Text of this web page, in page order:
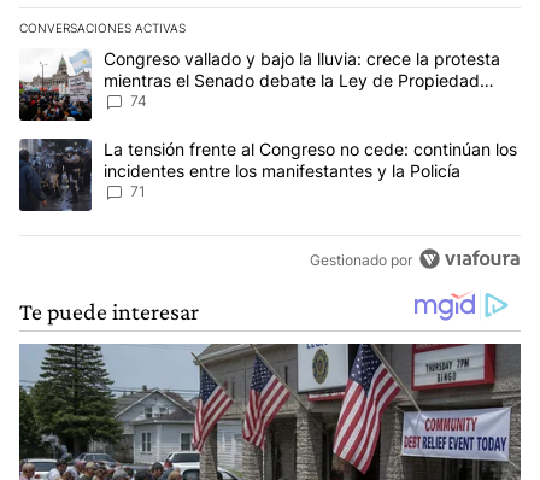
CONVERSACIONES ACTIVAS
Este listado muestra los artículos con más comentarios en los
Un artículo de tendencia con el título "Congreso vallado y bajo
Congreso vallado y bajo la lluvia: crece la protesta
mientras el Senado debate la Ley de Propiedad
Privada
74
Un artículo de tendencia con el título "La tensión frente al
La tensión frente al Congreso no cede: continúan los
incidentes entre los manifestantes y la Policía
71
Gestionado por